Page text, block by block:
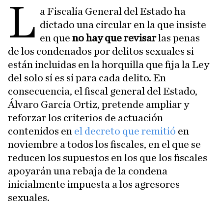
L a Fiscalía General del Estado ha
dictado una circular en la que insiste
en que no hay que revisarlas penas
de los condenados por delitos sexuales si
están incluidas en la horquilla que fija la Ley
del solo sí es sí para cada delito. En
consecuencia, el fiscal general del Estado,
Álvaro García Ortiz, pretende ampliar y
reforzar los criterios de actuación
contenidos en el decreto que remitió en
noviembre a todos los fiscales, en el que se
reducen los supuestos en los que los fiscales
apoyarán una rebaja de la condena
inicialmente impuesta a los agresores
sexuales.